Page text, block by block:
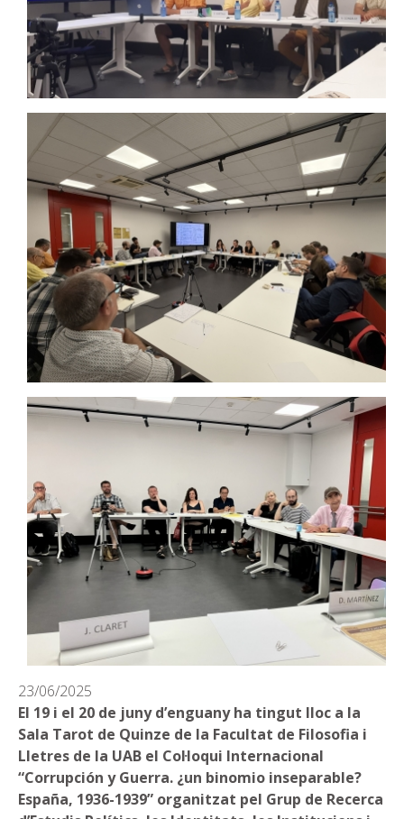
23/06/2025
El 19 i el 20 de juny d’enguany ha tingut lloc a la
Sala Tarot de Quinze de la Facultat de Filosofia i
Lletres de la UAB el Col·loqui Internacional
“Corrupción y Guerra. ¿un binomio inseparable?
España, 1936-1939” organitzat pel Grup de Recerca